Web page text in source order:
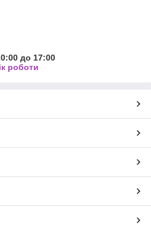
до 17:00
роботи